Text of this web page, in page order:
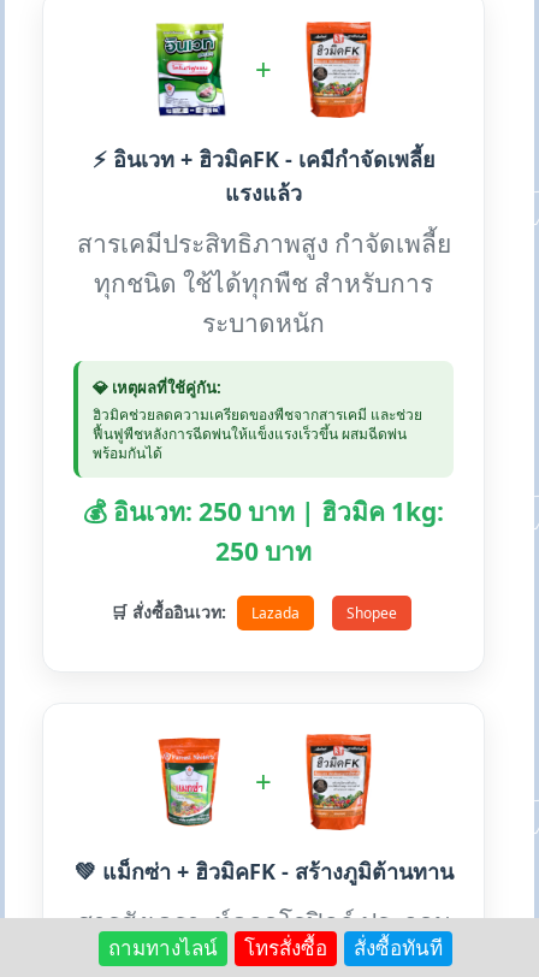
+
⚡ อินเวท + ฮิวมิคFK - เคมีกำจัดเพลี้ย
แรงแล้ว
สารเคมีประสิทธิภาพสูง กำจัดเพลี้ย
ทุกชนิด ใช้ได้ทุกพืช สำหรับการ
ระบาดหนัก
💎 เหตุผลที่ใช้คู่กัน:
ฮิวมิคช่วยลดความเครียดของพืชจากสารเคมี และช่วย
ฟื้นฟูพืชหลังการฉีดพ่นให้แข็งแรงเร็วขึ้น ผสมฉีดพ่น
พร้อมกันได้
💰 อินเวท: 250 บาท | ฮิวมิค 1kg:
250 บาท
🛒 สั่งซื้ออินเวท: Lazada Shopee
+
💚 แม็กซ่า + ฮิวมิคFK - สร้างภูมิต้านทาน
สารสังเคราะห์คลอโรฟิลล์ ประกอบ
ด้วยแมกนีเซียม ซิงค์ เร่งเขียว สร้าง
ถามทางไลน์ โทรสั่งซื้อ สั่งซื้อทันที